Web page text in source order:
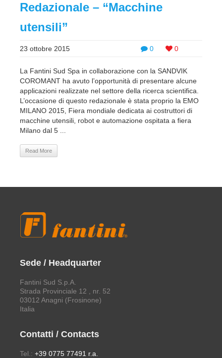
Redazionale – “Macchine
utensili”
0 0
23 ottobre 2015
La Fantini Sud Spa in collaborazione con la SANDVIK
COROMANT ha avuto l’opportunità di presentare alcune
applicazioni realizzate nel settore della ricerca scientifica.
L’occasione di questo redazionale è stata proprio la EMO
MILANO 2015, Fiera mondiale dedicata ai costruttori di
macchine utensili, robot e automazione ospitata a fiera
Milano dal 5 ...
Read More
Sede / Headquarter
Fantini Sud S.p.A.
Strada Provinciale 12 , nr. 52
03012 Anagni (Frosinone)
Italia
Contatti / Contacts
Tel.: +39 0775 77491 r.a.